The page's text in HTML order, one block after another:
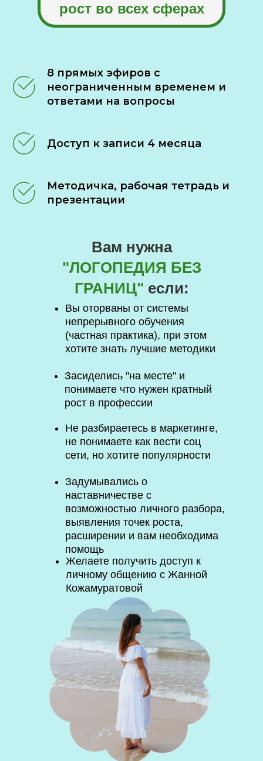
рост во всех сферах
8 прямых эфиров с
неограниченным временем и
ответами на вопросы
Доступ к записи 4 месяца
Методичка, рабочая тетрадь и
презентации
Вам нужна
"ЛОГОПЕДИЯ БЕЗ
ГРАНИЦ" если:
Вы оторваны от системы
непрерывного обучения
(частная практика), при этом
хотите знать лучшие методики
Засиделись "на месте" и
понимаете что нужен кратный
рост в профессии
Не разбираетесь в маркетинге,
не понимаете как вести соц
сети, но хотите популярности
Задумывались о
наставничестве с
возможностью личного разбора,
выявления точек роста,
расширении и вам необходима
помощь
Желаете получить доступ к
личному общению с Жанной
Кожамуратовой